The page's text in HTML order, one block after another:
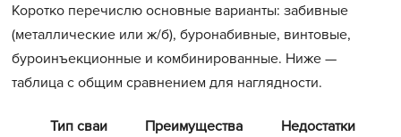
Коротко перечислю основные варианты: забивные
(металлические или ж/б), буронабивные, винтовые,
буроинъекционные и комбинированные. Ниже —
таблица с общим сравнением для наглядности.
Тип сваи Преимущества
Недостатки